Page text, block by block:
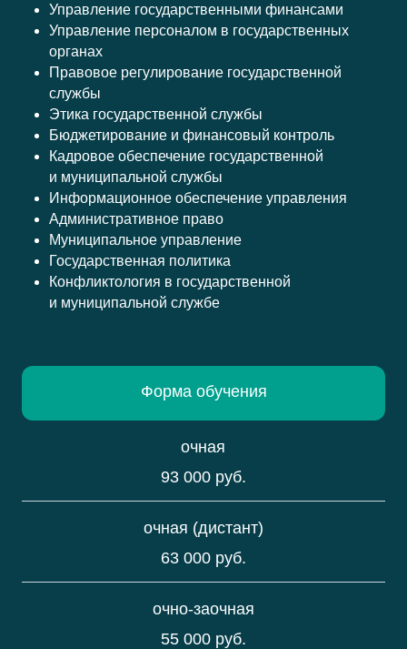
Управление государственными финансами
Управление персоналом в государственных
органах
Правовое регулирование государственной
службы
Этика государственной службы
Бюджетирование и финансовый контроль
Кадровое обеспечение государственной
и муниципальной службы
Информационное обеспечение управления
Административное право
Муниципальное управление
Государственная политика
Конфликтология в государственной
и муниципальной службе
Форма обучения
очная
очная (дистант)
очно-заочная
93 000 руб.
63 000 руб.
55 000 руб.